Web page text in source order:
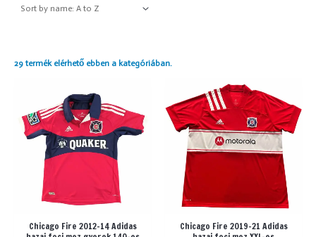
29 termék elérhető ebben a kategóriában.
Chicago Fire 2012-14 Adidas
Chicago Fire 2019-21 Adidas